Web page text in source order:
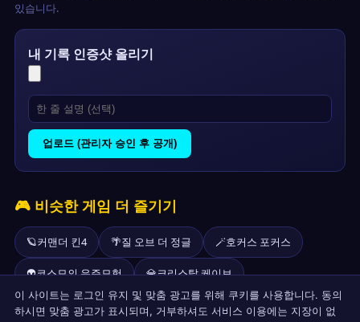
있습니다.
내 기록 인증샷 올리기
업로드 (관리자 승인 후 공개)
🎮 비슷한 게임 더 즐기기
🪐커맨더 킨4 🌴질 오브 더 정글 🪄호커스 포커스
👽코스모의 우주모험 💎크리스탈 케이브
🕵️시크릿 에이전트 🐰재즈 잭래빗 🌌 커맨더 킨1
이 사이트는 로그인 유지 및 맞춤 광고를 위해 쿠키를 사용합니다. 동의
하시면 맞춤 광고가 표시되며, 거부하셔도 서비스 이용에는 지장이 없